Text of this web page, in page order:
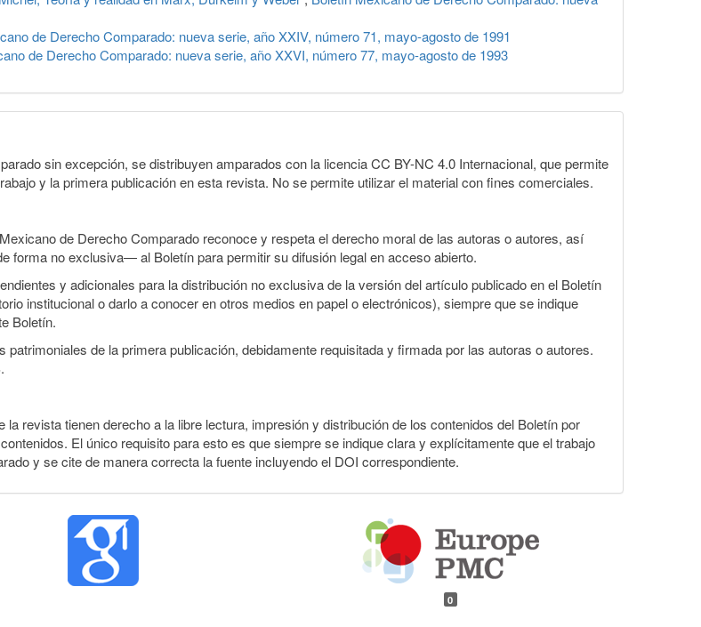
de Derecho Comparado: nueva serie, año XXIV, número 71, mayo-agosto de 1991
de Derecho Comparado: nueva serie, año XXVI, número 77, mayo-agosto de 1993
sin excepción, se distribuyen amparados con la licencia CC BY-NC 4.0 Internacional, que permite
y la primera publicación en esta revista. No se permite utilizar el material con fines comerciales.
de Derecho Comparado reconoce y respeta el derecho moral de las autoras o autores, así
forma no exclusiva— al Boletín para permitir su difusión legal en acceso abierto.
y adicionales para la distribución no exclusiva de la versión del artículo publicado en el Boletín
institucional o darlo a conocer en otros medios en papel o electrónicos), siempre que se indique
Boletín.
de la primera publicación, debidamente requisitada y firmada por las autoras o autores.
revista tienen derecho a la libre lectura, impresión y distribución de los contenidos del Boletín por
El único requisito para esto es que siempre se indique clara y explícitamente que el trabajo
y se cite de manera correcta la fuente incluyendo el DOI correspondiente.
0